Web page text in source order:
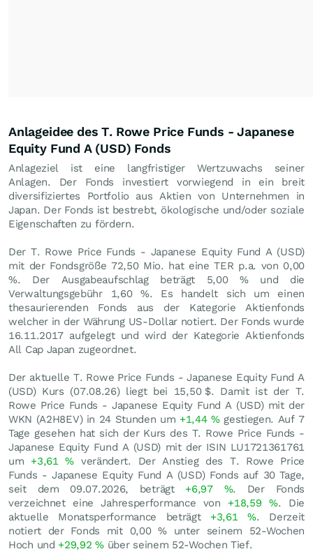
Anlageidee des T. Rowe Price Funds - Japanese
Equity Fund A (USD) Fonds
Anlageziel ist eine langfristiger Wertzuwachs seiner
Anlagen. Der Fonds investiert vorwiegend in ein breit
diversifiziertes Portfolio aus Aktien von Unternehmen in
Japan. Der Fonds ist bestrebt, ökologische und/oder soziale
Eigenschaften zu fördern.
Der T. Rowe Price Funds - Japanese Equity Fund A (USD)
mit der Fondsgröße 72,50 Mio. hat eine TER p.a. von 0,00
%. Der Ausgabeaufschlag beträgt 5,00 % und die
Verwaltungsgebühr 1,60 %. Es handelt sich um einen
thesaurierenden Fonds aus der Kategorie Aktienfonds
welcher in der Währung US-Dollar notiert. Der Fonds wurde
16.11.2017 aufgelegt und wird der Kategorie Aktienfonds
All Cap Japan zugeordnet.
Der aktuelle T. Rowe Price Funds - Japanese Equity Fund A
(USD) Kurs (07.08.26) liegt bei 15,50 $. Damit ist der T.
Rowe Price Funds - Japanese Equity Fund A (USD) mit der
WKN (A2H8EV) in 24 Stunden um +1,44 %gestiegen. Auf 7
Tage gesehen hat sich der Kurs des T. Rowe Price Funds -
Japanese Equity Fund A (USD) mit der ISIN LU1721361761
um +3,61% verändert. Der Anstieg des T. Rowe Price
Funds - Japanese Equity Fund A (USD) Fonds auf 30 Tage,
seit dem 09.07.2026, beträgt +6,97 %. Der Fonds
verzeichnet eine Jahresperformance von +18,59%. Die
aktuelle Monatsperformance beträgt +3,61%. Derzeit
notiert der Fonds mit 0,00%unter seinem 52-Wochen
Hoch und +29,92%über seinem 52-Wochen Tief.